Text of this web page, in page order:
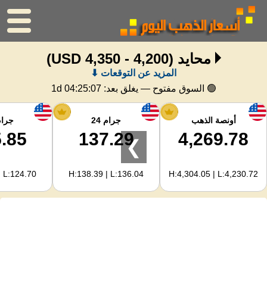
الرئيسية
سعر الذهب
اسعار الفضه
حاسبة الذهب
لمشرفي المواقع
محايد (4,200 - 4,350 USD)
المزيد عن التوقعات ⬇
🟢 السوق مفتوح — يغلق بعد: 1d 04:25:07
أونصة الذهب
4,269.78
H:4,304.05 | L:4,230.72
جرام 24
137.29
H:138.39 | L:136.04
L:124.70
❯